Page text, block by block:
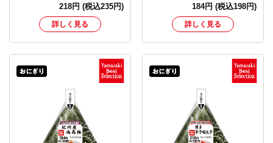
218円(税込235円)
詳しく見る
184円(税込198円)
詳しく見る